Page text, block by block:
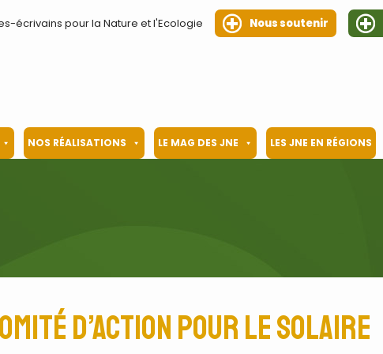
écrivains pour la Nature et l'Ecologie Nous soutenir
NOS RÉALISATIONS LE MAG DES JNE LES JNE EN RÉGIONS
d’action pour le solaire